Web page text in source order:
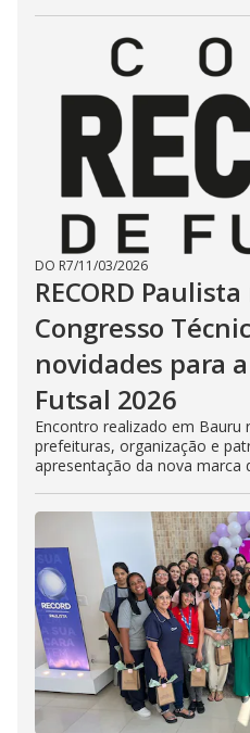
DO R7/11/03/2026
RECORD
Congresso
novidades para
Futsal 2026
Encontro realizado em Bauru
prefeituras, organização e
apresentação da nova marca